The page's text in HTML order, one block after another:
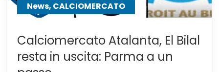
News, CALCIOMERCATO
Calciomercato Atalanta, El Bilal
resta in uscita: Parma a un